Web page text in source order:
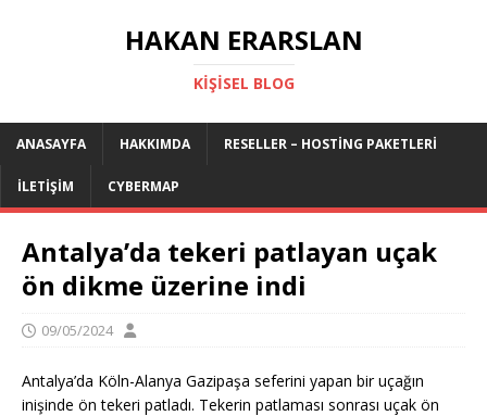
HAKAN ERARSLAN
KIŞISEL BLOG
ANASAYFA HAKKIMDA RESELLER – HOSTING PAKETLERI
İLETIŞIM CYBERMAP
Antalya’da tekeri patlayan uçak
ön dikme üzerine indi
09/05/2024
Antalya’da Köln-Alanya Gazipaşa seferini yapan bir uçağın
inişinde ön tekeri patladı. Tekerin patlaması sonrası uçak ön